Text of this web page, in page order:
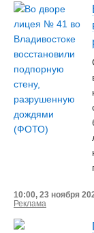
10:00, 23 ноября
Реклама